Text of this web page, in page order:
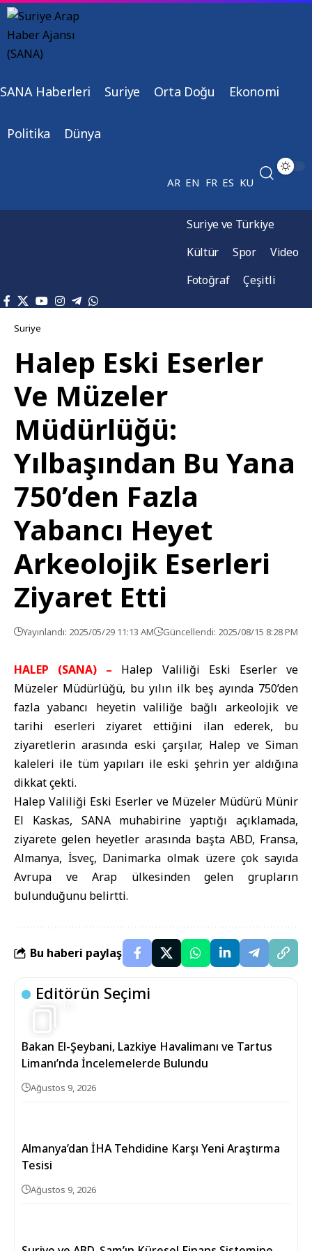
SANA Haberleri Suriye Orta Doğu Ekonomi
Politika Dünya
AR EN FR ES KU
Suriye ve Türkiye
Kültür
Spor
Video
Fotoğraf
Çeşitli
Suriye
Halep Eski Eserler
Ve Müzeler
Müdürlüğü:
Yılbaşından Bu Yana
750’den Fazla
Yabancı Heyet
Arkeolojik Eserleri
Ziyaret Etti
Yayınlandı: 2025/05/29 11:13 AM Güncellendi: 2025/08/15 8:28 PM
HALEP (SANA) – Halep Valiliği Eski Eserler ve
Müzeler Müdürlüğü, bu yılın ilk beş ayında 750’den
fazla yabancı heyetin valiliğe bağlı arkeolojik ve
tarihi eserleri ziyaret ettiğini ilan ederek, bu
ziyaretlerin arasında eski çarşılar, Halep ve Siman
kaleleri ile tüm yapıları ile eski şehrin yer aldığına
dikkat çekti.
Halep Valiliği Eski Eserler ve Müzeler Müdürü Münir
El Kaskas, SANA muhabirine yaptığı açıklamada,
ziyarete gelen heyetler arasında başta ABD, Fransa,
Almanya, İsveç, Danimarka olmak üzere çok sayıda
Avrupa ve Arap ülkesinden gelen grupların
bulunduğunu belirtti.
Bu haberi paylaş
Editörün Seçimi
Bakan El-Şeybani, Lazkiye Havalimanı ve Tartus
Limanı’nda İncelemelerde Bulundu
Ağustos 9, 2026
Almanya’dan İHA Tehdidine Karşı Yeni Araştırma
Tesisi
Ağustos 9, 2026